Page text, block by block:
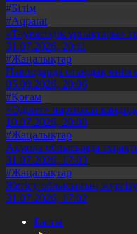
#Білім
#Aqparat
«Тәуелсіздік
31.07.2026, 20:11
#Жаңалықтар
Павлодарда отандық өнім
05.08.2026, 20:06
#Қоғам
«Әділет» партиясы
10.07.2026, 20:08
#Жаңалықтар
Ақмола облысында
31.07.2026, 17:03
#Жаңалықтар
Жетісу облысының
31.07.2026, 17:02
Басты